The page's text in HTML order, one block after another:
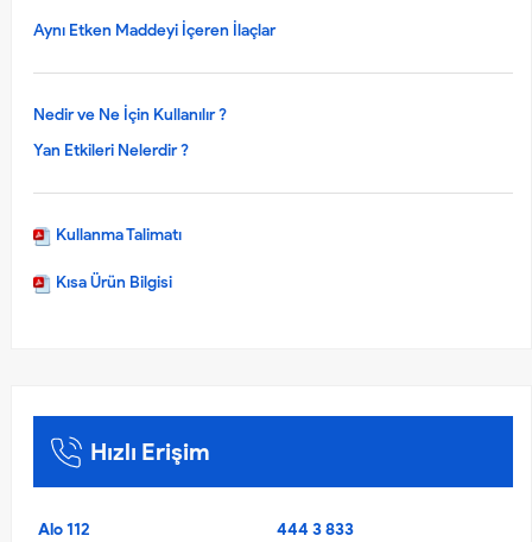
Aynı Etken Maddeyi İçeren İlaçlar
Nedir ve Ne İçin Kullanılır ?
Yan Etkileri Nelerdir ?
Kullanma Talimatı
Kısa Ürün Bilgisi
Hızlı Erişim
Alo 112
444 3 833